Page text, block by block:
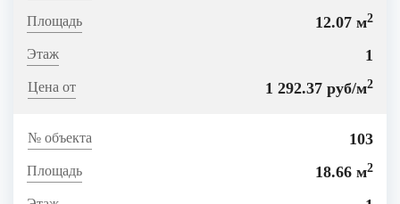
12.07 м2
1
1 292.37 руб/м2
103
18.66 м2